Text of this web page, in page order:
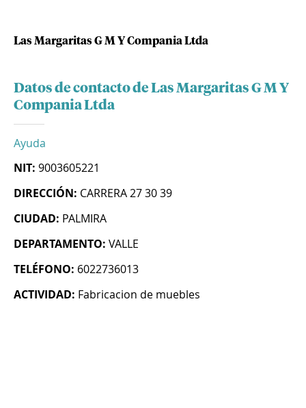
Las Margaritas G M Y Compania Ltda
Datos de contacto de Las Margaritas G M Y
Compania Ltda
Ayuda
NIT: 9003605221
DIRECCIÓN: CARRERA 27 30 39
CIUDAD: PALMIRA
DEPARTAMENTO: VALLE
TELÉFONO: 6022736013
ACTIVIDAD: Fabricacion de muebles